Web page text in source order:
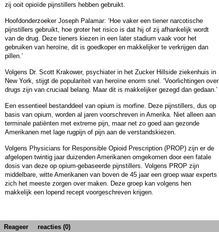
zij ooit opioïde pijnstillers hebben gebruikt.
Hoofdonderzoeker Joseph Palamar: ‘Hoe vaker een tiener narcotische
pijnstillers gebruikt, hoe groter het risico is dat hij of zij afhankelijk wordt
van de drug. Deze tieners kiezen in een later stadium vaak voor het
gebruiken van heroïne, dit is goedkoper en makkelijker te verkrijgen dan
pillen.’
Volgens Dr. Scott Krakower, psychiater in het Zucker Hillside ziekenhuis in
New York, stijgt de populariteit van heroïne enorm snel. ‘Voorlichtingen over
drugs zijn van cruciaal belang. Maar dit is makkelijker gezegd dan gedaan.’
Een essentieel bestanddeel van opium is morfine. Deze pijnstillers, dus op
basis van opium, worden al jaren voorschreven in Amerika. Niet alleen aan
terminale patiënten met extreme pijn, maar net zo goed aan gezonde
Amerikanen met lage rugpijn of pijn aan de verstandskiezen.
Volgens Physicians for Responsible Opioid Prescription (PROP) zijn er de
afgelopen twintig jaar duizenden Amerikanen omgekomen door een fatale
dosis van deze op opium-gebaseerde pijnstillers. Volgens PROP zijn
middelbare, witte Amerikanen van boven de 45 jaar een groep waar experts
zich het meeste zorgen over maken. Deze groep kan volgens hen
makkelijk een lopend recept voorgeschreven krijgen.
Reageer
reacties (0)